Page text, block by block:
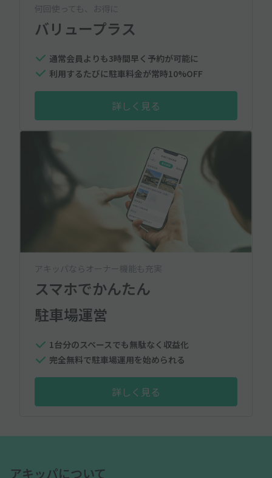
何回使っても、お得に
バリュープラス
通常会員よりも3時間早く予約が可能に
利用するたびに駐車料金が常時10%OFF
詳しく見る
アキッパならオーナー機能も充実
スマホでかんたん
駐車場運営
1台分のスペースでも無駄なく収益化
完全無料で駐車場運用を始められる
詳しく見る
アキッパについて